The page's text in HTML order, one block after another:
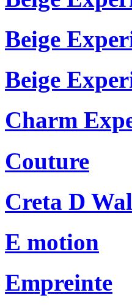
Beige
Beige
Charm
Couture
Creta D
E motion
Empreinte